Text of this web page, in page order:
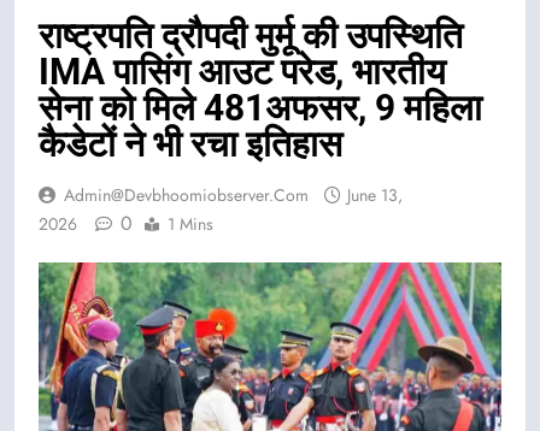
राष्ट्रपति द्रौपदी मुर्मू की उपस्थिति
IMA पासिंग आउट परेड, भारतीय
सेना को मिले 481अफसर, 9 महिला
कैडेटों ने भी रचा इतिहास
Admin@devbhoomiobserver.com
June 13,
2026
0 1 Mins